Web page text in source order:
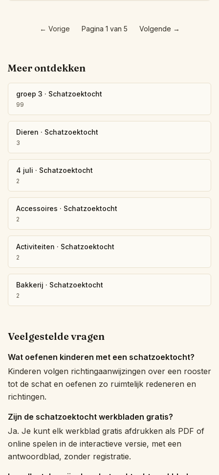
← Vorige Pagina 1 van 5 Volgende →
Meer ontdekken
groep 3 · Schatzoektocht
99
Dieren · Schatzoektocht
3
4 juli · Schatzoektocht
2
Accessoires · Schatzoektocht
2
Activiteiten · Schatzoektocht
2
Bakkerij · Schatzoektocht
2
Veelgestelde vragen
Wat oefenen kinderen met een schatzoektocht?
Kinderen volgen richtingaanwijzingen over een rooster
tot de schat en oefenen zo ruimtelijk redeneren en
richtingen.
Zijn de schatzoektocht werkbladen gratis?
Ja. Je kunt elk werkblad gratis afdrukken als PDF of
online spelen in de interactieve versie, met een
antwoordblad, zonder registratie.